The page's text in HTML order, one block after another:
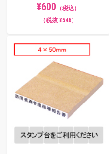
¥600 （税込）
（税抜 ¥546）